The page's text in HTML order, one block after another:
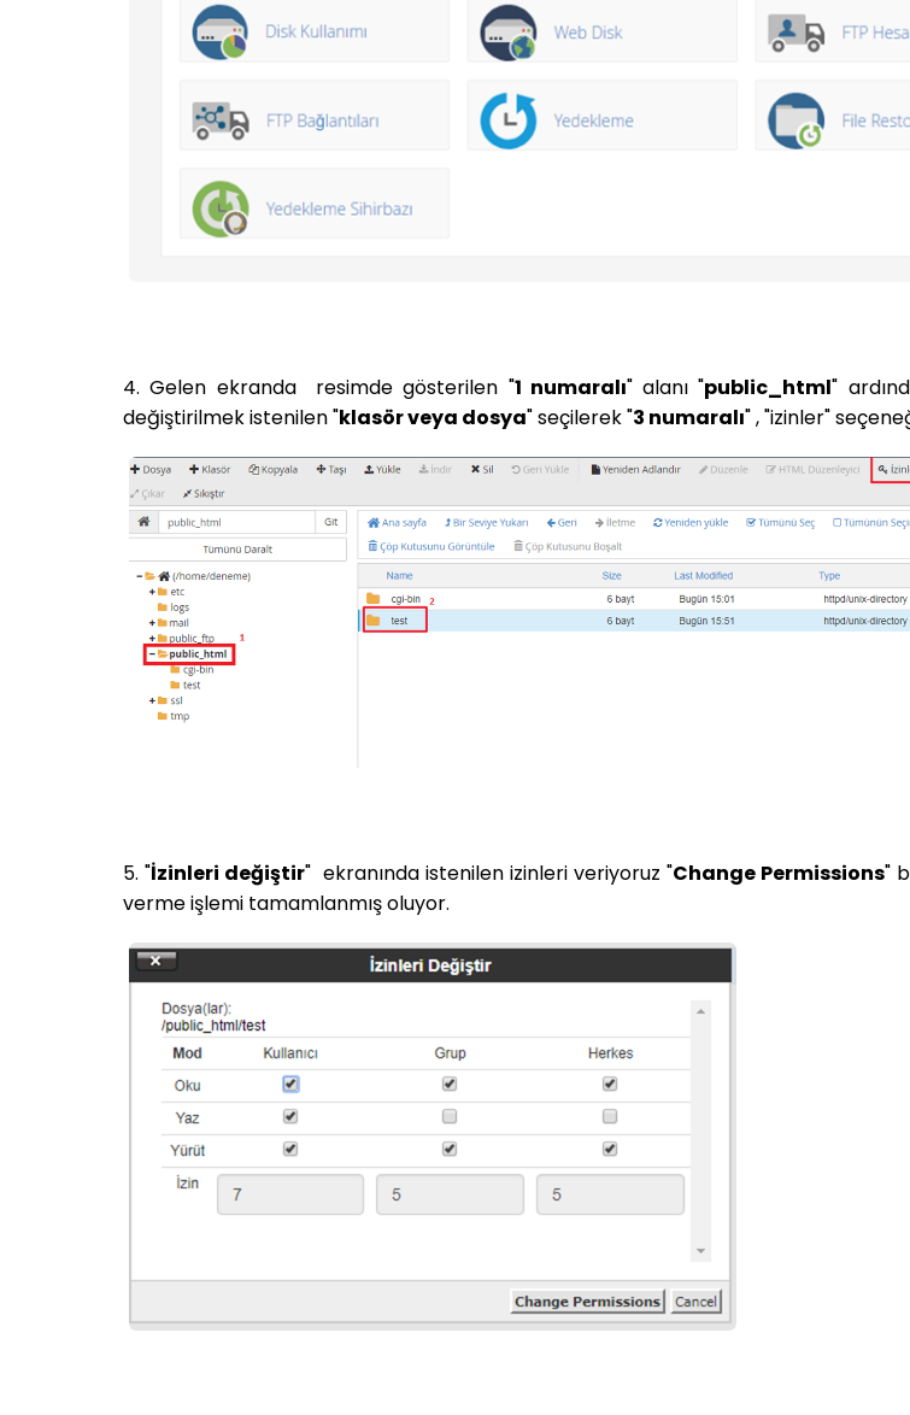
4. Gelen ekranda resimde gösterilen "1 numaralı" alanı "public_html"
değiştirilmek istenilen "klasör veya dosya" seçilerek "3 numaralı" , "izinler"
5. "İzinleri değiştir" ekranında istenilen izinleri veriyoruz "Change Permissions"
verme işlemi tamamlanmış oluyor.